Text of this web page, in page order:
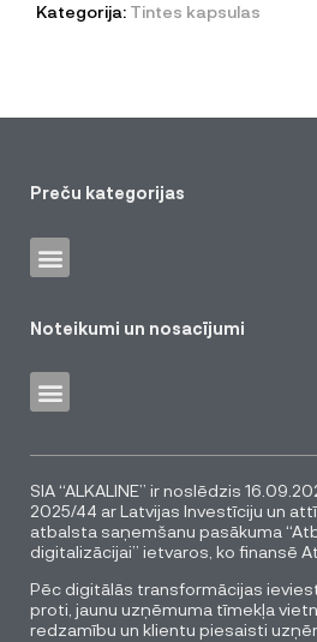
Kategorija: Tintes kapsulas
Preču kategorijas
Noteikumi un nosacījumi
SIA “ALKALINE” ir noslēdzis
2025/44 ar Latvijas Investīciju un
atbalsta saņemšanu pasākuma
digitalizācijai” ietvaros, ko finansē
Pēc digitālās transformācijas
proti, jaunu uzņēmuma tīmekļa
redzamību un klientu piesaisti